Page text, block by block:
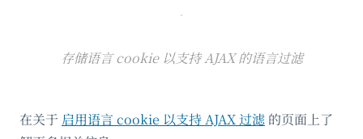
存储语言 cookie 以支持 AJAX 的语言过滤
在关于 启用语言 cookie 以支持 AJAX 过滤 的页面上了